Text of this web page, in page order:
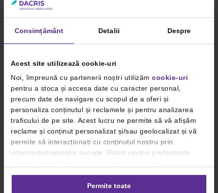
Consimțământ Detalii Despre
Acest site utilizează cookie-uri
Noi, împreună cu partenerii noștri utilizăm cookie-uri
pentru a stoca și accesa date cu caracter personal,
precum date de navigare cu scopul de a oferi și
personaliza conținutul și reclamele și pentru analizarea
traficului de pe site. Acest lucru ne permite să vă afișăm
reclame și conținut personalizat și/sau geolocalizat și vă
permite să interacționați cu conținutul nostru prin
intermediul rețelelor sociale. Puteți revizui preferințele
consimțământul oricând, făcând click pe linkul către
setările dvs. de cookie-uri.Permite toate